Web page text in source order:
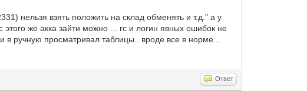
нельзя взять положить на склад обменять и т.д." а у
же акка зайти можно ... гс и логин явных ошибок не
ручную просматривал таблицы.. вроде все в норме...
Ответ